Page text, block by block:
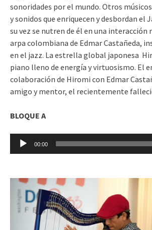
sonoridades por el mundo. Otros
y sonidos que enriquecen y desbordan el
su vez se nutren de él en una
arpa colombiana de Edmar Castañeda,
en el jazz. La estrella global japonesa
piano lleno de energía y virtuosismo. El
colaboración de Hiromi con Edmar
amigo y mentor, el recientemente
BLOQUE A
Reproductor
00:00